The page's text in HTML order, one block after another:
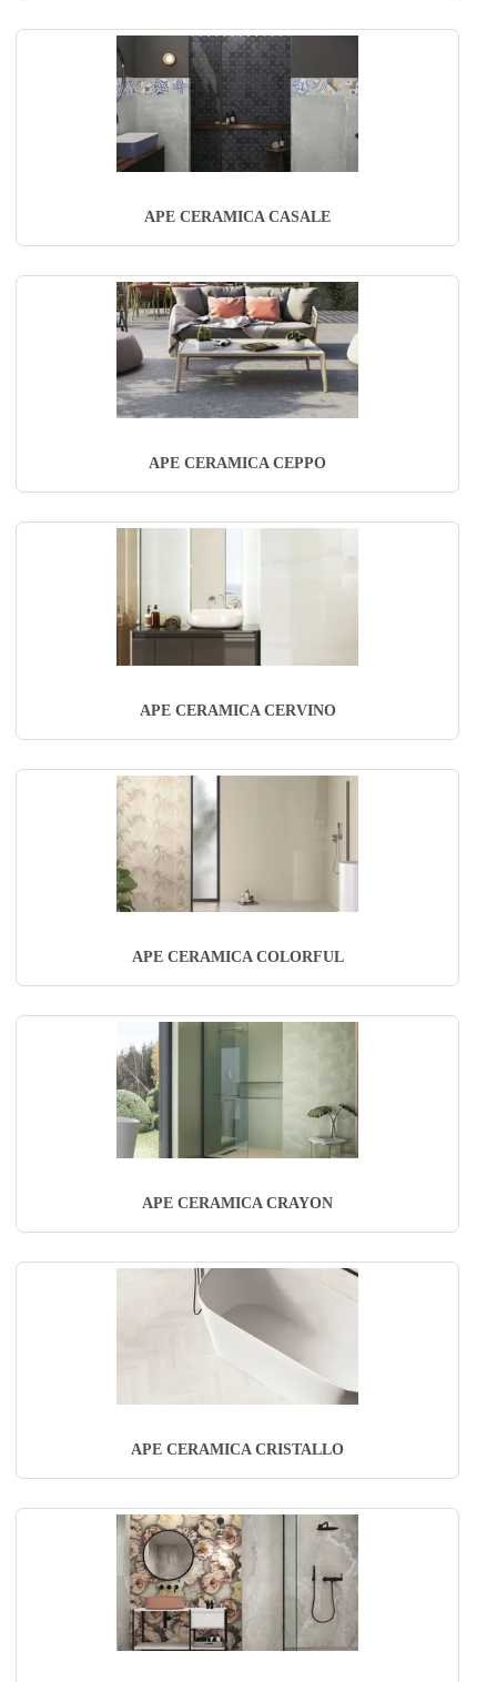
APE CERAMICA CASALE
APE CERAMICA CEPPO
APE CERAMICA CERVINO
APE CERAMICA COLORFUL
APE CERAMICA CRAYON
APE CERAMICA CRISTALLO